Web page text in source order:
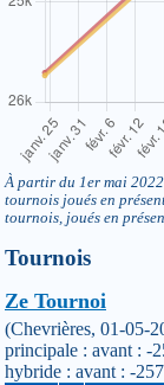
À partir du 1er mai
tournois joués en
tournois, joués en
Tournois
Ze Tournoi
(Chevrières, 01-05-
principale : avant : -
hybride : avant : -